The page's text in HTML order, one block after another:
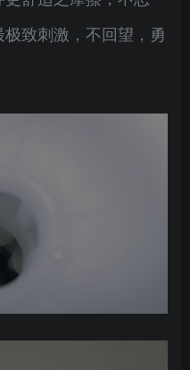
致刺激，不回望，勇